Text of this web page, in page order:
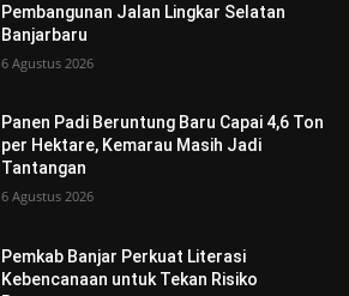
Pembangunan Jalan Lingkar Selatan
Banjarbaru
6 Agustus 2026
Panen Padi Beruntung Baru Capai 4,6 Ton
per Hektare, Kemarau Masih Jadi
Tantangan
6 Agustus 2026
Pemkab Banjar Perkuat Literasi
Kebencanaan untuk Tekan Risiko